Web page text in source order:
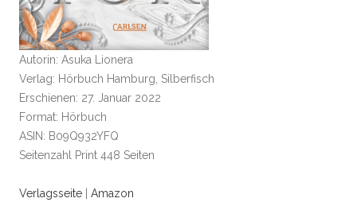
Autorin: Asuka Lionera
Verlag: Hörbuch Hamburg, Silberfisch
Erschienen: 27. Januar 2022
Format: Hörbuch
ASIN: B09Q932YFQ
Seitenzahl Print 448 Seiten
Verlagsseite Amazon